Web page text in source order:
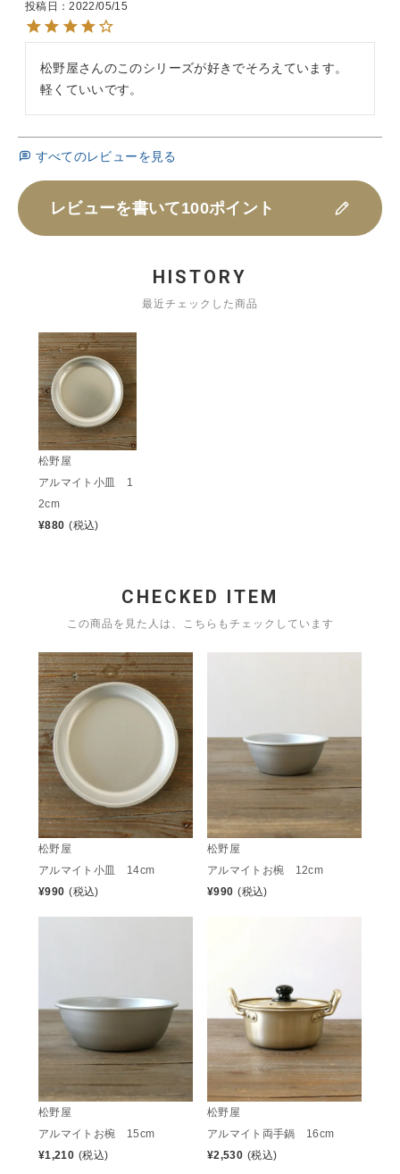
投稿日 2022/05/15
松野屋さんのこのシリーズが好きでそろえています。
軽くていいです。
すべてのレビューを見る
レビューを書いて100ポイント
HISTORY
最近チェックした商品
松野屋
アルマイト小皿 1
2cm
¥880 (税込)
CHECKED ITEM
この商品を見た人は、こちらもチェックしています
松野屋
アルマイト小皿 14cm
¥990 (税込)
松野屋
アルマイトお椀 12cm
¥990 (税込)
松野屋
アルマイトお椀 15cm
¥1,210 (税込)
松野屋
アルマイト両手鍋 16cm
¥2,530 (税込)